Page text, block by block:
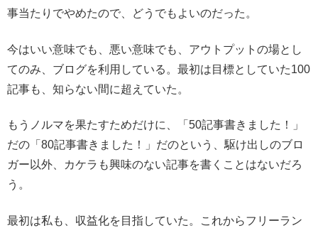
事当たりでやめたので、どうでもよいのだった。
今はいい意味でも、悪い意味でも、アウトプットの場とし
てのみ、ブログを利用している。最初は目標としていた100
記事も、知らない間に超えていた。
もうノルマを果たすためだけに、「50記事書きました！」
だの「80記事書きました！」だのという、駆け出しのブロ
ガー以外、カケラも興味のない記事を書くことはないだろ
う。
最初は私も、収益化を目指していた。これからフリーラン